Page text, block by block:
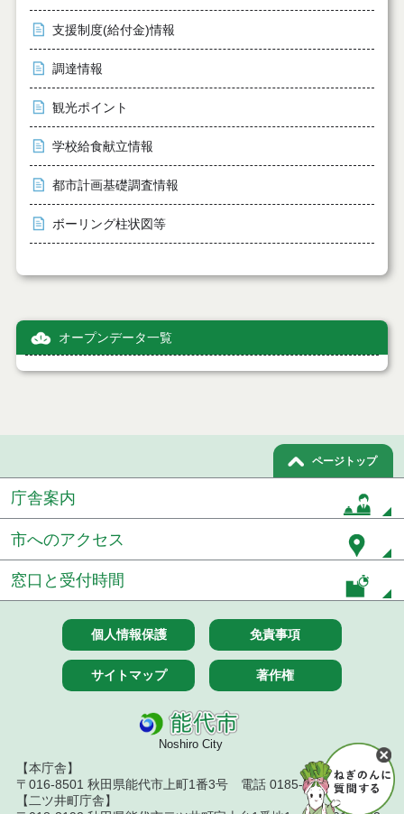
支援制度(給付金)情報
調達情報
観光ポイント
学校給食献立情報
都市計画基礎調査情報
ボーリング柱状図等
オープンデータ一覧
ページトップ
庁舎案内
市へのアクセス
窓口と受付時間
個人情報保護 免責事項
サイトマップ 著作権
Noshiro City
【本庁舎】
〒016-8501 秋田県能代市上町1番3号 電話 0185-52-2111
【二ツ井町庁舎】